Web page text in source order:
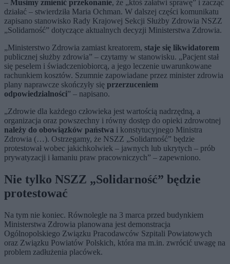
– Musimy zmienić przekonanie, że „ktoś załatwi sprawę” i zacząć
działać – stwierdziła Maria Ochman. W dalszej części komunikatu
zapisano stanowisko Rady Krajowej Sekcji Służby Zdrowia NSZZ
„Solidarność” dotyczące aktualnych decyzji Ministerstwa Zdrowia.
„Ministerstwo Zdrowia zamiast kreatorem, staje się likwidatorem
publicznej służby zdrowia” – czytamy w stanowisku. „Pacjent stał
się peselem i świadczeniobiorcą, a jego leczenie uwarunkowane
rachunkiem kosztów. Szumnie zapowiadane przez minister zdrowia
plany naprawcze skończyły się przerzuceniem
odpowiedzialności” – napisano.
„Zdrowie dla każdego człowieka jest wartością nadrzędną, a
organizacja oraz powszechny i równy dostęp do opieki zdrowotnej
należy do obowiązków państwa i konstytucyjnego Ministra
Zdrowia (…). Ostrzegamy, że NSZZ „Solidarność” będzie
protestował wobec jakichkolwiek – jawnych lub ukrytych – prób
prywatyzacji i łamaniu praw pracowniczych” – zapewniono.
Nie tylko NSZZ „Solidarność” będzie
protestować
Na tym nie koniec. Równolegle na 3 marca przed budynkiem
Ministerstwa Zdrowia planowana jest demonstracja
Ogólnopolskiego Związku Pracodawców Szpitali Powiatowych
oraz Związku Powiatów Polskich, która ma m.in. zwrócić uwagę na
problem zadłużenia placówek.